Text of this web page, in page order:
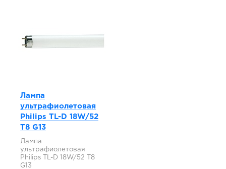
Лампа
ультрафиолетовая
Philips TL-D 18W/52
T8 G13
Лампа
ультрафиолетовая
Philips TL-D 18W/52 T8
G13